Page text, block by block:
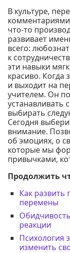
В культуре,
что-то
развивает
всего:
к
эти навыки
красиво. Когда
и выходит на
учителем. Он
устанавливать
выбирать
Сегодня
внимание.
об эмоциях, о
которые мы
привычками,
Продолжить
Как развить
перемены
реакции
Психология
изменить